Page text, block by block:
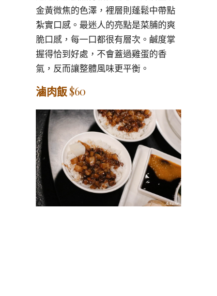
金黃微焦的色澤，裡層則蓬鬆中帶點
紮實口感。最迷人的亮點是菜脯的爽
脆口感，每一口都很有層次。鹹度掌
握得恰到好處，不會蓋過雞蛋的香
氣，反而讓整體風味更平衡。
滷肉飯 $60